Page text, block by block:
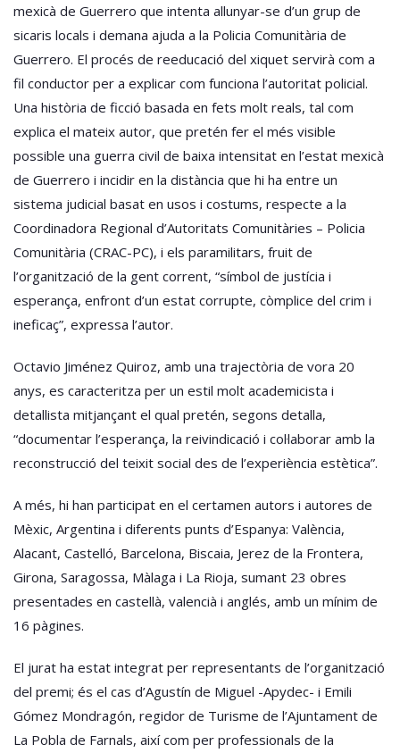
mexicà de Guerrero que intenta allunyar-se d’un grup de
sicaris locals i demana ajuda a la Policia Comunitària de
Guerrero. El procés de reeducació del xiquet servirà com a
fil conductor per a explicar com funciona l’autoritat policial.
Una història de ficció basada en fets molt reals, tal com
explica el mateix autor, que pretén fer el més visible
possible una guerra civil de baixa intensitat en l’estat mexicà
de Guerrero i incidir en la distància que hi ha entre un
sistema judicial basat en usos i costums, respecte a la
Coordinadora Regional d’Autoritats Comunitàries – Policia
Comunitària (CRAC-PC), i els paramilitars, fruit de
l’organització de la gent corrent, “símbol de justícia i
esperança, enfront d’un estat corrupte, còmplice del crim i
ineficaç”, expressa l’autor.
Octavio Jiménez Quiroz, amb una trajectòria de vora 20
anys, es caracteritza per un estil molt academicista i
detallista mitjançant el qual pretén, segons detalla,
“documentar l’esperança, la reivindicació i col·laborar amb la
reconstrucció del teixit social des de l’experiència estètica”.
A més, hi han participat en el certamen autors i autores de
Mèxic, Argentina i diferents punts d’Espanya: València,
Alacant, Castelló, Barcelona, Biscaia, Jerez de la Frontera,
Girona, Saragossa, Màlaga i La Rioja, sumant 23 obres
presentades en castellà, valencià i anglés, amb un mínim de
16 pàgines.
El jurat ha estat integrat per representants de l’organització
del premi; és el cas d’Agustín de Miguel -Apydec- i Emili
Gómez Mondragón, regidor de Turisme de l’Ajuntament de
La Pobla de Farnals, així com per professionals de la